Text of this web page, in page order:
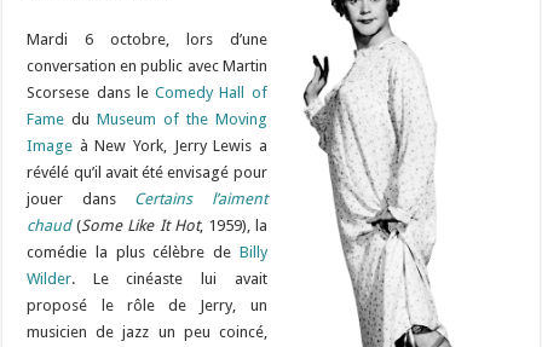
Mardi 6 octobre, lors d’une
conversation en public avec Martin
Scorsese dans leComedy Hall of
Fame duMuseum of the Moving
Image à New York, Jerry Lewis a
révélé qu’il avait été envisagé pour
jouer dans Certains l’aiment
chaud(Some Like It Hot, 1959), la
comédie la plus célèbre de Billy
Wilder. Le cinéaste lui avait
proposé le rôle de Jerry, un
musicien de jazz un peu coincé,